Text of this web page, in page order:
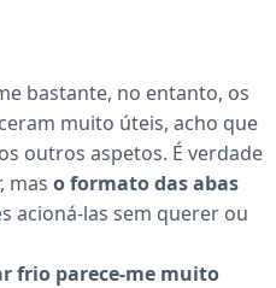
bastante, no entanto, os
muito úteis, acho que
outros aspetos. É verdade
mas o formato das abas
acioná-las sem querer ou
frio parece-me muito